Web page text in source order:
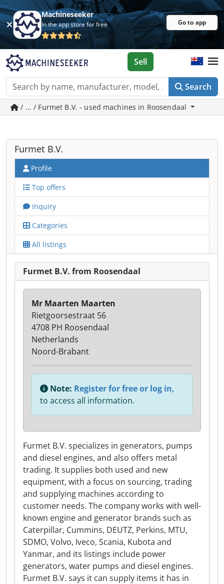
Machineseeker
In the app store for free Go to app
Search
Sell
/ ... / Furmet B.V. - used machines in Roosendaal
Furmet B.V.
Profile
Top offers
Inquiry
Categories
All listings
Furmet B.V. from Roosendaal
Furmet B.V. specializes in generators, pumps
and diesel engines, and also offers metal
trading. It supplies both used and new
equipment, with a focus on sourcing, trading
and supplying machines according to
customer needs. The company works with well-
known engine and generator brands such as
Caterpillar, Cummins, DEUTZ, Perkins, MTU,
SDMO, Volvo, Iveco, Scania, Kubota and
Yanmar, and its listings include power
generators, water pumps and diesel engines.
Furmet B.V. says it can supply items it has in
Mr Maarten Maarten
Rietgoorsestraat 56
4708 PH Roosendaal
Netherlands
Noord-Brabant
Note: Register for free or log in,
to access all information.